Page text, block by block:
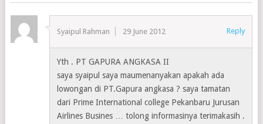
Syaipul Rahman 29 June 2012 Reply
Yth . PT GAPURA ANGKASA II
saya syaipul saya maumenanyakan apakah ada
lowongan di PT.Gapura angkasa ? saya tamatan
dari Prime International college Pekanbaru Jurusan
Airlines Busines … tolong informasinya terimakasih .